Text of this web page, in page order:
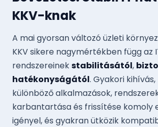
KKV-knak
A mai gyorsan változó üzleti
KKV sikere nagymértékben függ az
rendszereinekstabilitásától,
hatékonyságától. Gyakori
különböző alkalmazások,
karbantartása és frissítése komoly
igényel, és gyakran ütközik